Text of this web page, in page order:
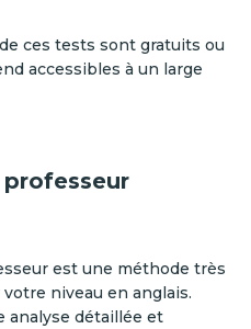
ces tests sont gratuits ou
accessibles à un large
est une méthode très
niveau en anglais.
analyse détaillée et